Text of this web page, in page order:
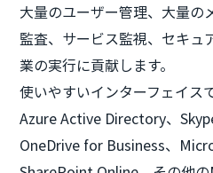
大量のユーザー管理、大量の
監査、サービス監視、セキュ
業の実行に貢献します。
使いやすいインターフェイス
Azure Active Directory、
OneDrive for Business、